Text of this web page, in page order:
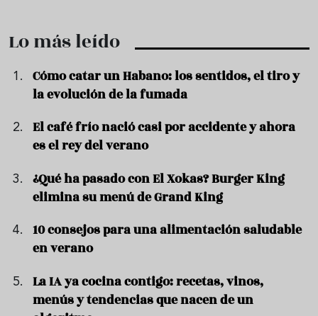
Lo más leído
Cómo catar un Habano: los sentidos, el tiro y
la evolución de la fumada
El café frío nació casi por accidente y ahora
es el rey del verano
¿Qué ha pasado con El Xokas? Burger King
elimina su menú de Grand King
10 consejos para una alimentación saludable
en verano
La IA ya cocina contigo: recetas, vinos,
menús y tendencias que nacen de un